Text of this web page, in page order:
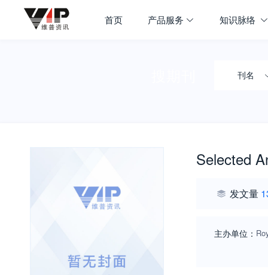
首页 产品服务 知识脉络
刊名
Selected
发文量
主办单位：